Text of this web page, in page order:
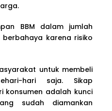
BBM dalam jumlah
karena risiko
untuk membeli
hari saja. Sikap
konsumen adalah kunci
sudah diamankan